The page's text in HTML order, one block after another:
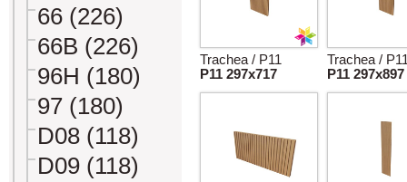
66 (226)
66B (226)
96H (180)
97 (180)
D08 (118)
D09 (118)
Trachea / P11
P11 297x717
Trachea /
P11 297x897